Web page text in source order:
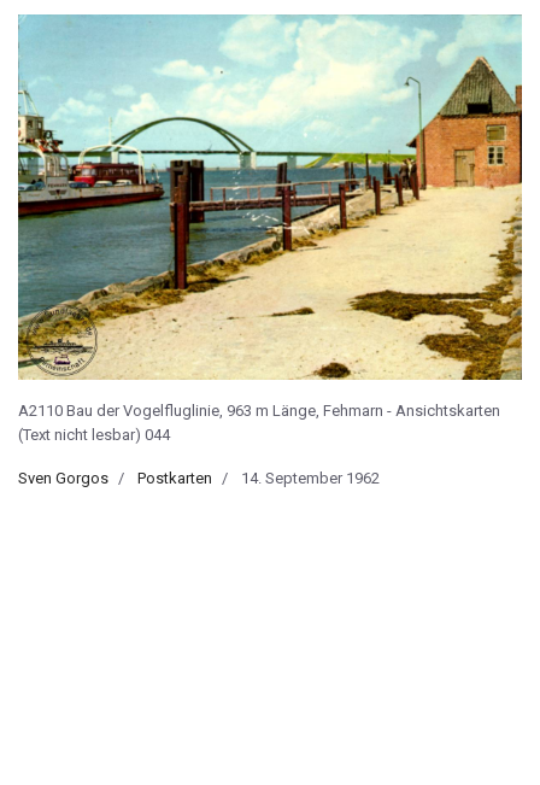
A2110 Bau der Vogelfluglinie, 963 m Länge, Fehmarn - Ansichtskarten
(Text nicht lesbar) 044
Sven Gorgos Postkarten 14. September 1962